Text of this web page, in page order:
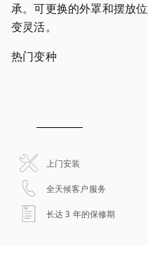
承。可更换的外罩和摆放
变灵活。
热门变种
上门安装
全天候客户服务
长达 3 年的保修期